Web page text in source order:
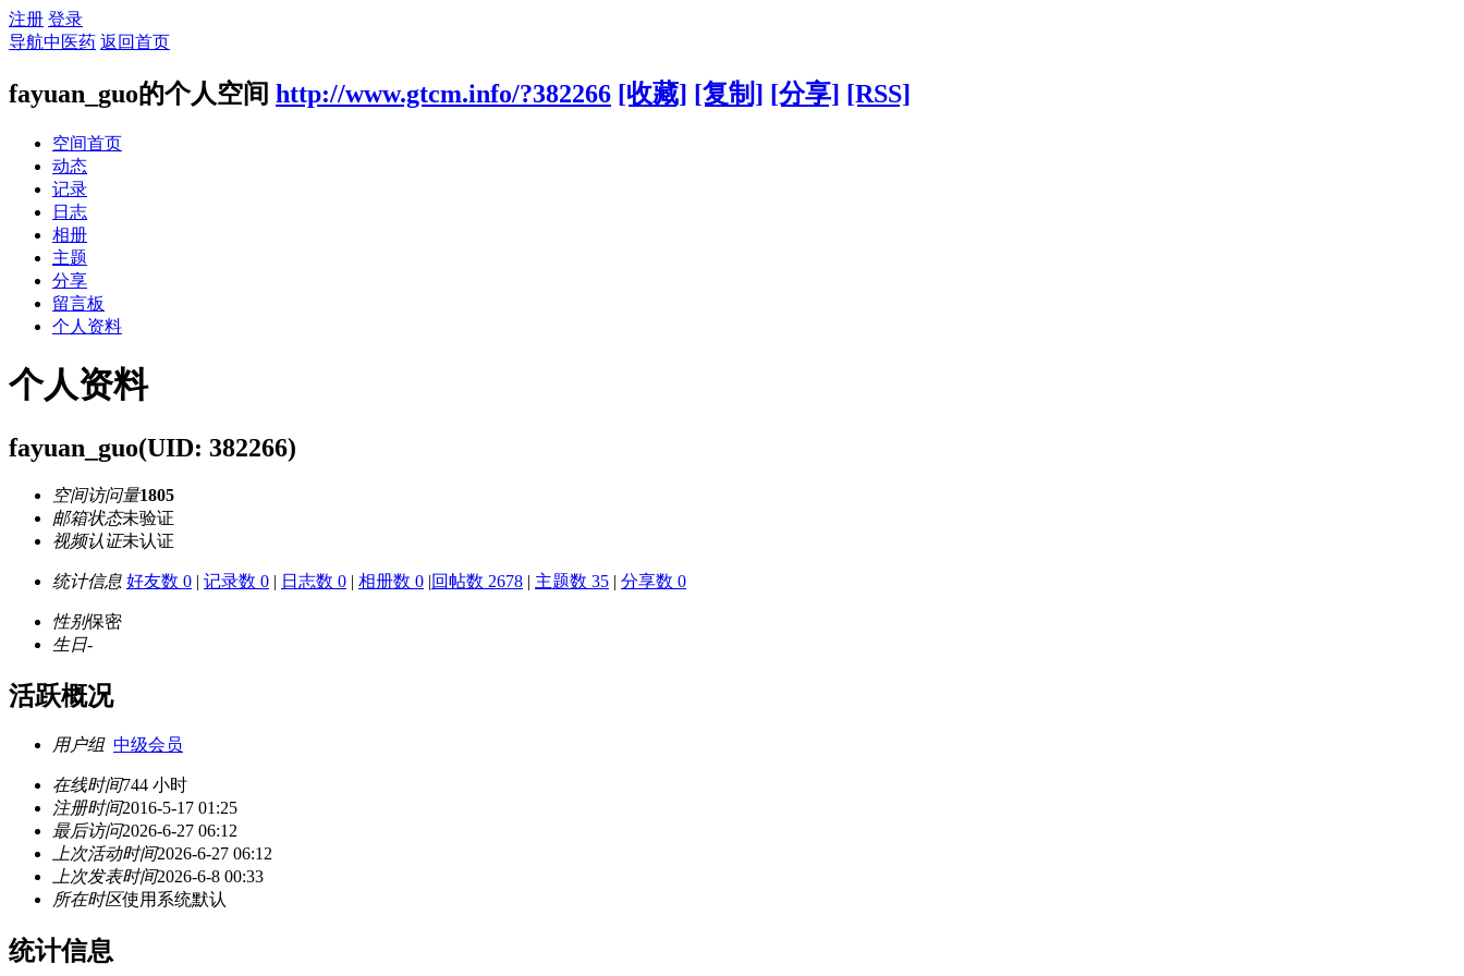
注册 登录
导航中医药 返回首页
fayuan_guo的个人空间 http://www.gtcm.info/?382266 [收藏] [复制] [分享] [RSS]
空间首页
动态
记录
日志
相册
主题
分享
留言板
个人资料
个人资料
fayuan_guo(UID: 382266)
空间访问量1805
邮箱状态未验证
视频认证未认证
统计信息 好友数 0 | 记录数 0 | 日志数 0 | 相册数 0 |回帖数 2678 | 主题数 35 | 分享数 0
性别保密
生日-
活跃概况
用户组 中级会员
在线时间744 小时
注册时间2016-5-17 01:25
最后访问2026-6-27 06:12
上次活动时间2026-6-27 06:12
上次发表时间2026-6-8 00:33
所在时区使用系统默认
统计信息